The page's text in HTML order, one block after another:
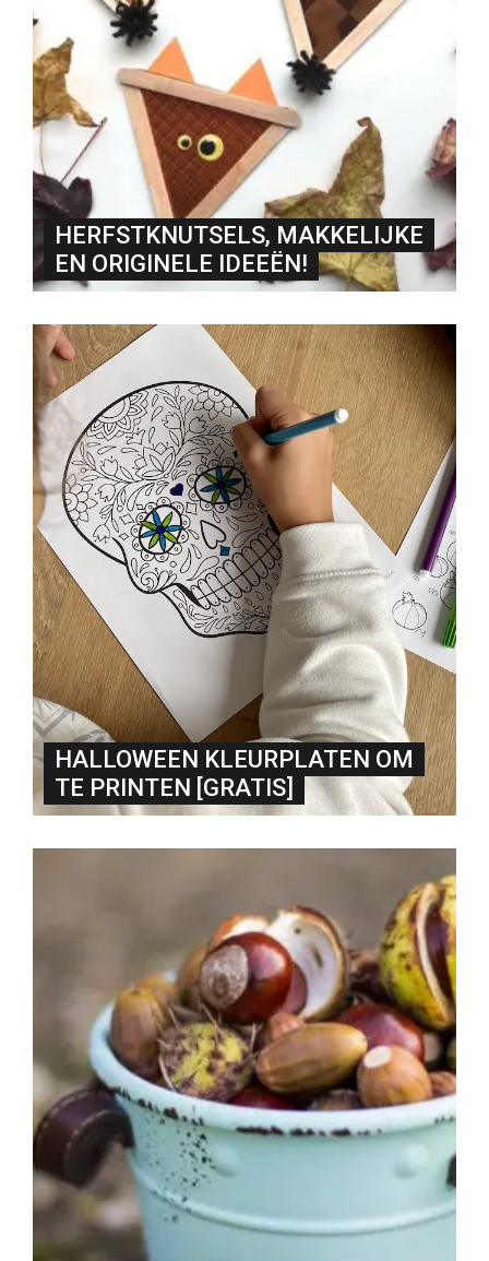
HERFSTKNUTSELS, MAKKELIJKE
EN ORIGINELE IDEEËN!
HALLOWEEN KLEURPLATEN OM
TE PRINTEN [GRATIS]